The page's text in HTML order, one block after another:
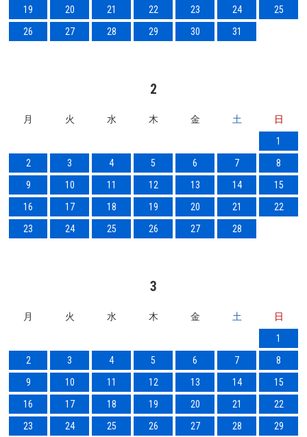
19
20 21 22 23 24
25
26
27 28 29 30 31
2
月 火 水 木 金 土
日
1
2
3 4 5 6 7
8
9
10 11 12 13 14
15
16
17 18 19 20 21
22
23
24 25 26 27 28
3
月 火 水 木 金 土
日
1
2
3 4 5 6 7
8
9
10 11 12 13 14
15
16
17 18 19 20 21
22
23
24 25 26 27 28
29